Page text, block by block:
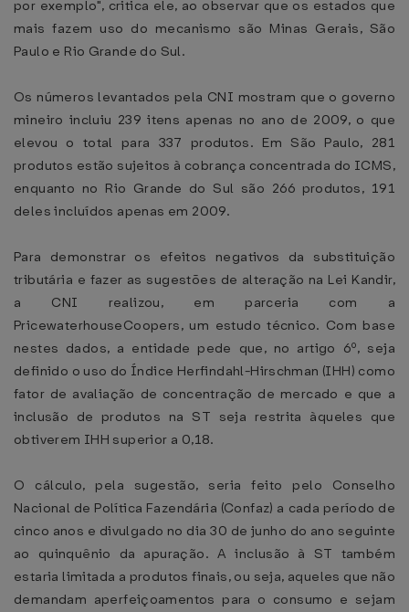
por exemplo", critica ele, ao observar que os estados que
mais fazem uso do mecanismo são Minas Gerais, São
Paulo e Rio Grande do Sul.
Os números levantados pela CNI mostram que o governo
mineiro incluiu 239 itens apenas no ano de 2009, o que
elevou o total para 337 produtos. Em São Paulo, 281
produtos estão sujeitos à cobrança concentrada do ICMS,
enquanto no Rio Grande do Sul são 266 produtos, 191
deles incluídos apenas em 2009.
Para demonstrar os efeitos negativos da substituição
tributária e fazer as sugestões de alteração na Lei Kandir,
a CNI realizou, em parceria com a
PricewaterhouseCoopers, um estudo técnico. Com base
nestes dados, a entidade pede que, no artigo 6º, seja
definido o uso do Índice Herfindahl-Hirschman (IHH) como
fator de avaliação de concentração de mercado e que a
inclusão de produtos na ST seja restrita àqueles que
obtiverem IHH superior a 0,18.
O cálculo, pela sugestão, seria feito pelo Conselho
Nacional de Política Fazendária (Confaz) a cada período de
cinco anos e divulgado no dia 30 de junho do ano seguinte
ao quinquênio da apuração. A inclusão à ST também
estaria limitada a produtos finais, ou seja, aqueles que não
demandam aperfeiçoamentos para o consumo e sejam